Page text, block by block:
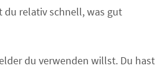
du relativ schnell, was gut
du verwenden willst. Du hast